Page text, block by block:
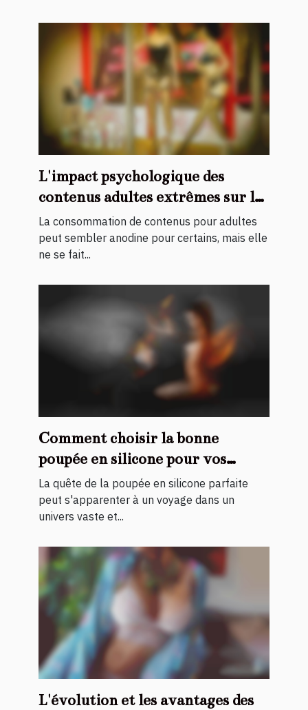
L'impact psychologique des
contenus adultes extrêmes sur les
spectateurs
La consommation de contenus pour adultes
peut sembler anodine pour certains, mais elle
ne se fait...
Comment choisir la bonne
poupée en silicone pour vos
besoins
La quête de la poupée en silicone parfaite
peut s'apparenter à un voyage dans un
univers vaste et...
L'évolution et les avantages des